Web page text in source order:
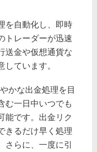
を自動化し、即時
トレーダーが迅速
送金や仮想通貨な
ています。
かな出金処理を目
む一日中いつでも
能です。出金リク
きるだけ早く処理
さらに、一度に引